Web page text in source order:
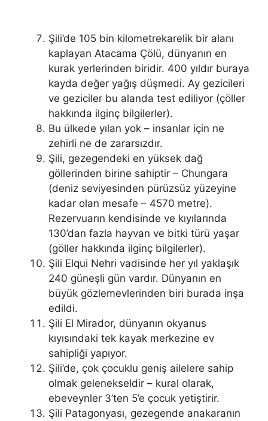
Şili’de 105 bin kilometrekarelik bir alanı
kaplayan Atacama Çölü, dünyanın en
kurak yerlerinden biridir. 400 yıldır buraya
kayda değer yağış düşmedi. Ay gezicileri
ve geziciler bu alanda test ediliyor (çöller
hakkında ilginç bilgilerler).
Bu ülkede yılan yok – insanlar için ne
zehirli ne de zararsızdır.
Şili, gezegendeki en yüksek dağ
göllerinden birine sahiptir – Chungara
(deniz seviyesinden pürüzsüz yüzeyine
kadar olan mesafe – 4570 metre).
Rezervuarın kendisinde ve kıyılarında
130’dan fazla hayvan ve bitki türü yaşar
(göller hakkında ilginç bilgilerler).
Şili Elqui Nehri vadisinde her yıl yaklaşık
240 güneşli gün vardır. Dünyanın en
büyük gözlemevlerinden biri burada inşa
edildi.
Şili El Mirador, dünyanın okyanus
kıyısındaki tek kayak merkezine ev
sahipliği yapıyor.
Şili’de, çok çocuklu geniş ailelere sahip
olmak gelenekseldir – kural olarak,
ebeveynler 3’ten 5’e çocuk yetiştirir.
Şili Patagonyası, gezegende anakaranın